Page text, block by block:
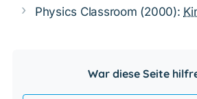
Physics Classroom (2000):
War diese Seite